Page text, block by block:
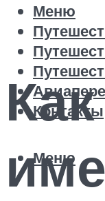
Контакты
Меню
Меню